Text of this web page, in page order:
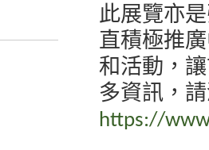
此展覽亦
直積極推
和活動，
多資訊，
https://